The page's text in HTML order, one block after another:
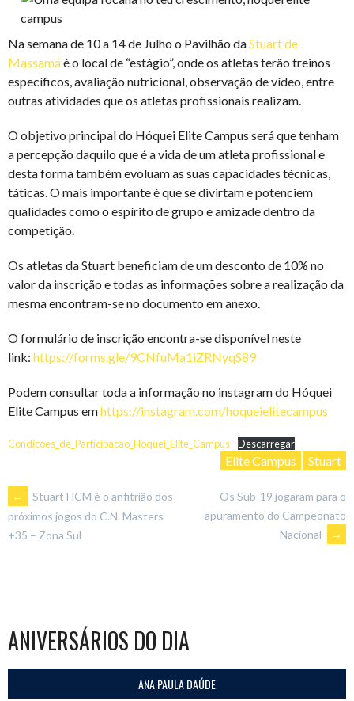
Na semana de 10 a 14 de Julho o Pavilhão daStuart de
Massamáé o local de “estágio”, onde os atletas terão treinos
específicos, avaliação nutricional, observação de vídeo, entre
outras atividades que os atletas profissionais realizam.
O objetivo principal do Hóquei Elite Campus será que tenham
a percepção daquilo que é a vida de um atleta profissional e
desta forma também evoluam as suas capacidades técnicas,
táticas. O mais importante é que se divirtam e potenciem
qualidades como o espírito de grupo e amizade dentro da
competição.
Os atletas da Stuart beneficiam de um desconto de 10% no
valor da inscrição e todas as informações sobre a realização da
mesma encontram-se no documento em anexo.
O formulário de inscrição encontra-se disponível neste
link: https://forms.gle/9CNfuMa1iZRNyqS89
Podem consultar toda a informação no instagram do Hóquei
Elite Campus emhttps://instagram.com/hoqueielitecampus
Condicoes_de_Participacao_Hoquei_Elite_Campus Descarregar
Elite Campus Stuart
POST
NAVIGATION
←
Stuart HCM é o anfitrião dos
próximos jogos do C.N. Masters
+35 – Zona Sul
Os Sub-19 jogaram para o
apuramento do Campeonato
Nacional
→
ANIVERSÁRIOS DO DIA
ANA PAULA DAÚDE